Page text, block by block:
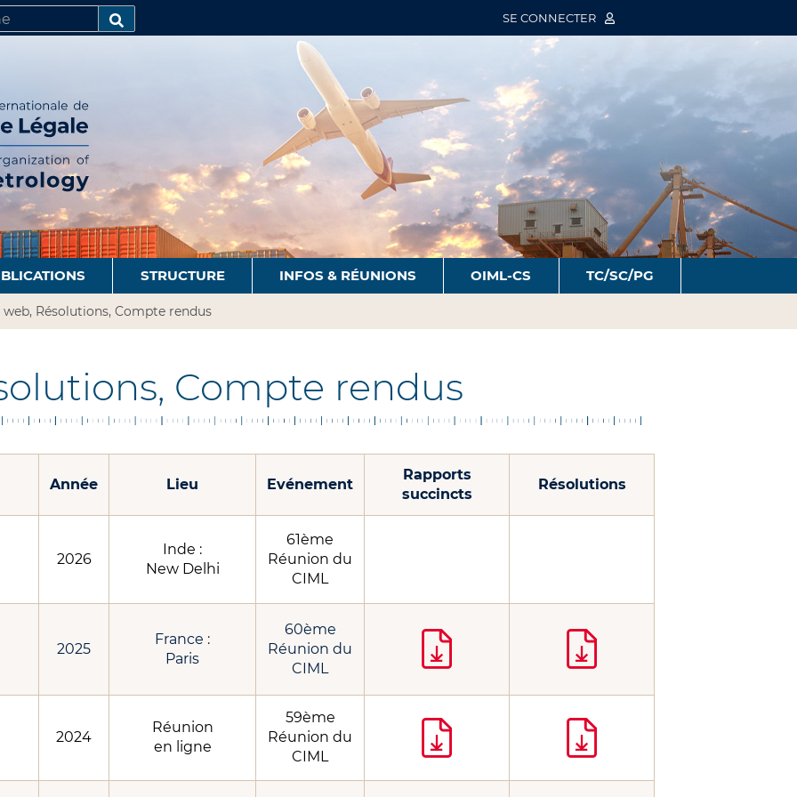
SE CONNECTER
STRUCTURE INFOS & RÉUNIONS OIML-CS TC/SC/PG
web, Résolutions, Compte rendus
Compte rendus
Année Lieu Evénement
Rapports
succincts
Résolutions
2026
Inde :
New Delhi
61ème
Réunion du
CIML
2025
France :
Paris
60ème
Réunion du
CIML
2024
Réunion
en ligne
59ème
Réunion du
CIML